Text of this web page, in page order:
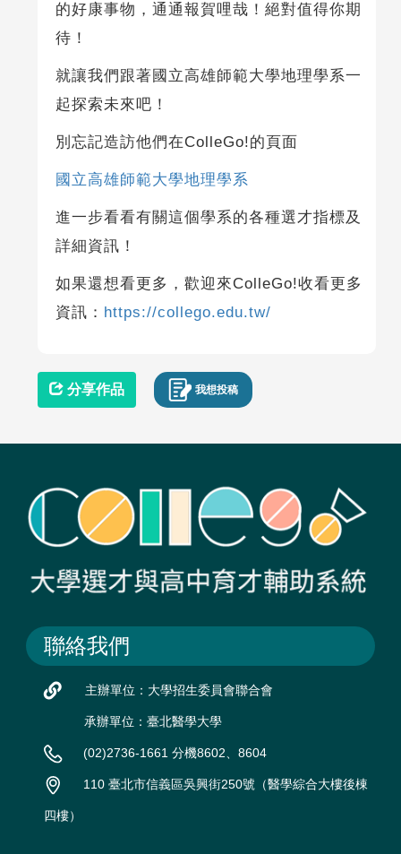
的好康事物，通通報賀哩哉！絕對值得你期
待！
就讓我們跟著國立高雄師範大學地理學系一
起探索未來吧！
別忘記造訪他們在ColleGo!的頁面
國立高雄師範大學地理學系
進一步看看有關這個學系的各種選才指標及
詳細資訊！
如果還想看更多，歡迎來ColleGo!收看更多
資訊： https://collego.edu.tw/
分享作品 我想投稿
聯絡我們
主辦單位：大學招生委員會聯合會
承辦單位：臺北醫學大學
(02)2736-1661 分機8602、8604
110 臺北市信義區吳興街250號（醫學綜合大樓後棟
四樓）